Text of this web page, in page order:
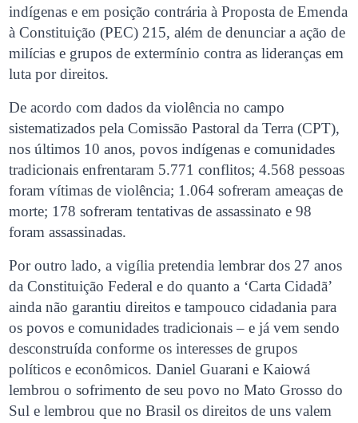
indígenas e em posição contrária à Proposta de Emenda
à Constituição (PEC) 215, além de denunciar a ação de
milícias e grupos de extermínio contra as lideranças em
luta por direitos.
De acordo com dados da violência no campo
sistematizados pela Comissão Pastoral da Terra (CPT),
nos últimos 10 anos, povos indígenas e comunidades
tradicionais enfrentaram 5.771 conflitos; 4.568 pessoas
foram vítimas de violência; 1.064 sofreram ameaças de
morte; 178 sofreram tentativas de assassinato e 98
foram assassinadas.
Por outro lado, a vigília pretendia lembrar dos 27 anos
da Constituição Federal e do quanto a ‘Carta Cidadã’
ainda não garantiu direitos e tampouco cidadania para
os povos e comunidades tradicionais – e já vem sendo
desconstruída conforme os interesses de grupos
políticos e econômicos. Daniel Guarani e Kaiowá
lembrou o sofrimento de seu povo no Mato Grosso do
Sul e lembrou que no Brasil os direitos de uns valem